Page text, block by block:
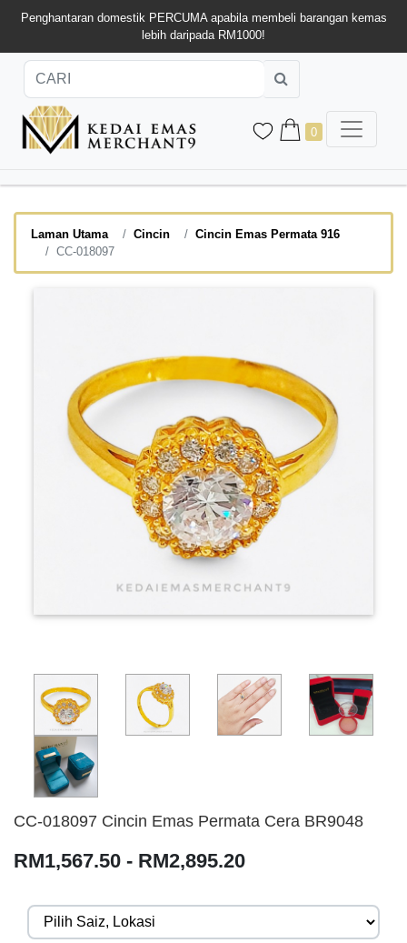
Penghantaran domestik PERCUMA apabila membeli barangan kemas
lebih daripada RM1000!
0
Laman Utama Cincin
Cincin Emas Permata 916
CC-018097
CC-018097 Cincin Emas Permata Cera BR9048
RM1,567.50 - RM2,895.20